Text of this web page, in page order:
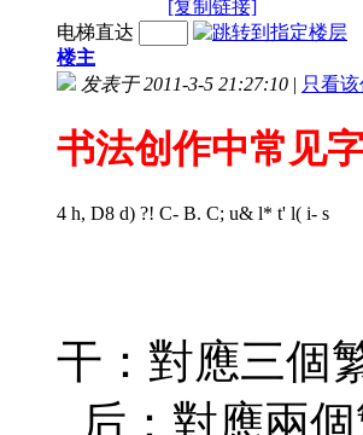
[复制链接]
电梯直达
楼主
发表于 2011-3-5 21:27:10 | 只看
书法创作中常见
4 h, D8 d) ?! C- B. C; u& l* t' l( i- s
干：對應三
后：對應兩